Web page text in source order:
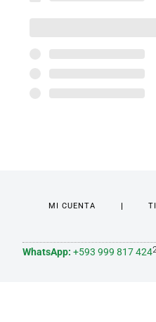
MI CUENTA
WhatsApp: +593 999 817 424